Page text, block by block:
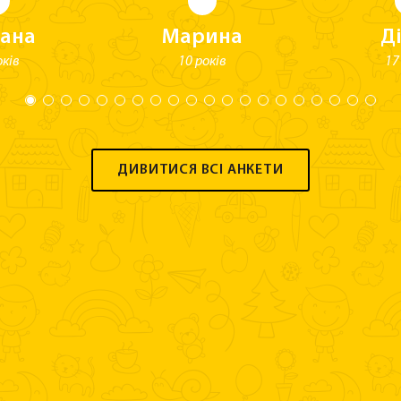
Марина
10 років
ДИВИТИСЯ ВСІ АНКЕТИ